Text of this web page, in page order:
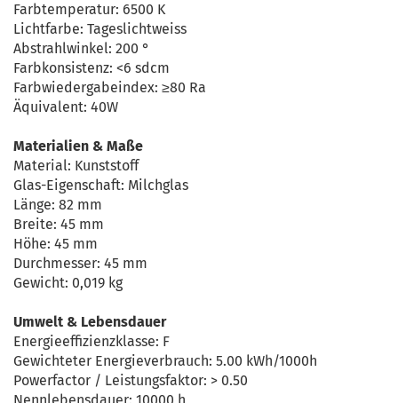
Farbtemperatur: 6500 K
Lichtfarbe: Tageslichtweiss
Abstrahlwinkel: 200 °
Farbkonsistenz: <6 sdcm
Farbwiedergabeindex: ≥80 Ra
Äquivalent: 40W
Materialien & Maße
Material: Kunststoff
Glas-Eigenschaft: Milchglas
Länge: 82 mm
Breite: 45 mm
Höhe: 45 mm
Durchmesser: 45 mm
Gewicht: 0,019 kg
Umwelt & Lebensdauer
Energieeffizienzklasse: F
Gewichteter Energieverbrauch: 5.00 kWh/1000h
Powerfactor / Leistungsfaktor: > 0.50